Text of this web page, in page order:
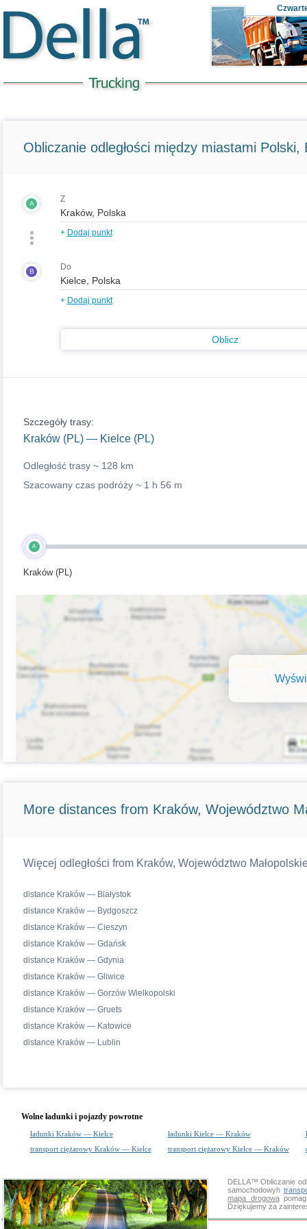
Obliczanie odległości między miastami Polski,
A Z
+ Dodaj punkt
B Do
+ Dodaj punkt
Oblicz
Szczegóły trasy:
Kraków (PL) — Kielce (PL)
Odległość trasy ~ 128 km
Szacowany czas podróży ~ 1 h 56 m
A
Kraków (PL)
More distances from Kraków, Województwo
Więcej odległości from Kraków, Województwo
distance Kraków — Białystok
distance Kraków — Bydgoszcz
distance Kraków — Cieszyn
distance Kraków — Gdańsk
distance Kraków — Gdynia
distance Kraków — Gliwice
distance Kraków — Gorzów Wielkopolski
distance Kraków — Gruets
distance Kraków — Katowice
distance Kraków — Lublin
Wolne ładunki i pojazdy powrotne
ładunki Kraków — Kielce ładunki Kielce — Kraków
transport ciężarowy Kraków — Kielce
transport ciężarowy Kielce — Kraków
DELLA™Obliczanie
samochodowyh
mapa drogowa
Dziękujemy za